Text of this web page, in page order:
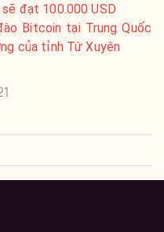
đạt 100.000 USD
Bitcoin tại Trung Quốc
của tỉnh Tứ Xuyên